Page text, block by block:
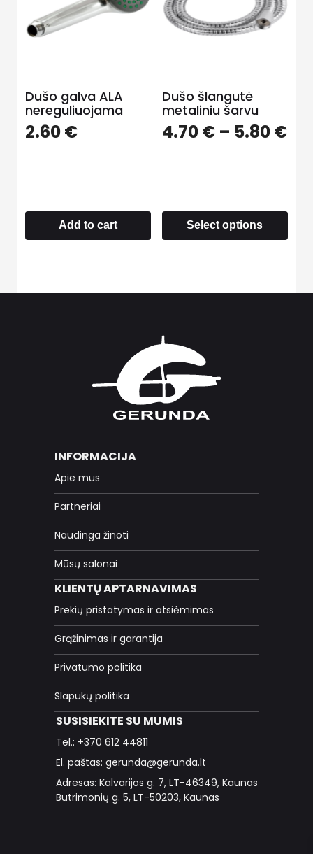
Dušo galva ALA
nereguliuojama
2.60€
Add to cart
Dušo šlangutė
metaliniu šarvu
4.70€– 5.80€
Select options
INFORMACIJA
Apie mus
Partneriai
Naudinga žinoti
Mūsų salonai
KLIENTŲ APTARNAVIMAS
Prekių pristatymas ir atsiėmimas
Grąžinimas ir garantija
Privatumo politika
Slapukų politika
SUSISIEKITE SU MUMIS
Tel.: +370 612 44811
El. paštas: gerunda@gerunda.lt
Adresas: Kalvarijos g. 7, LT-46349, Kaunas
Butrimonių g. 5, LT-50203, Kaunas